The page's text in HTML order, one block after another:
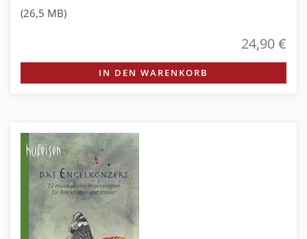
(26,5 MB)
24,90 €
IN DEN WARENKORB